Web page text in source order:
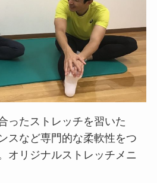
ったストレッチを習いた
スなど専門的な柔軟性をつ
オリジナルストレッチメニ